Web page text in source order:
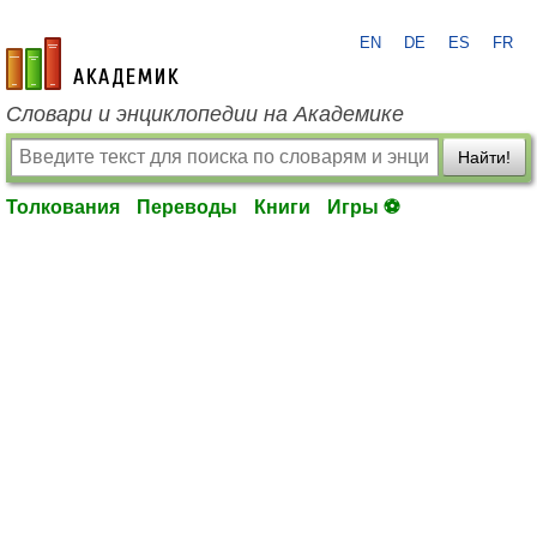
academic.ru
EN DE ES FR
Словари и энциклопедии на Академике
Найти!
Толкования Переводы Книги Игры ⚽